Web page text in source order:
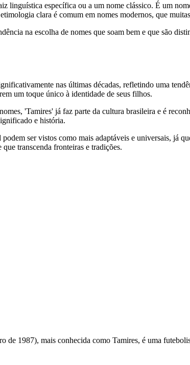
linguística específica ou a um nome clássico. É um
clara é comum em nomes modernos, que
na escolha de nomes que soam bem e que são
nas últimas décadas, refletindo uma
um toque único à identidade de seus filhos.
'Tamires' já faz parte da cultura brasileira e é
e história.
ser vistos como mais adaptáveis e universais, já
transcenda fronteiras e tradições.
de 1987), mais conhecida como Tamires, é uma